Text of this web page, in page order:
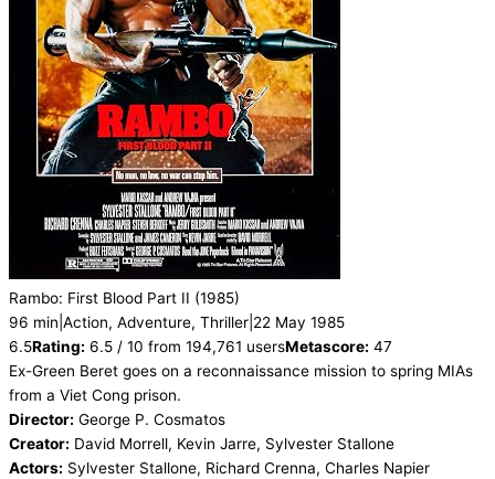
Rambo: First Blood Part II (1985)
96 min Action, Adventure, Thriller 22 May 1985
6.5Rating: 6.5 / 10 from 194,761 usersMetascore: 47
Ex-Green Beret goes on a reconnaissance mission to spring MIAs
from a Viet Cong prison.
Director: George P. Cosmatos
Creator: David Morrell, Kevin Jarre, Sylvester Stallone
Actors: Sylvester Stallone, Richard Crenna, Charles Napier